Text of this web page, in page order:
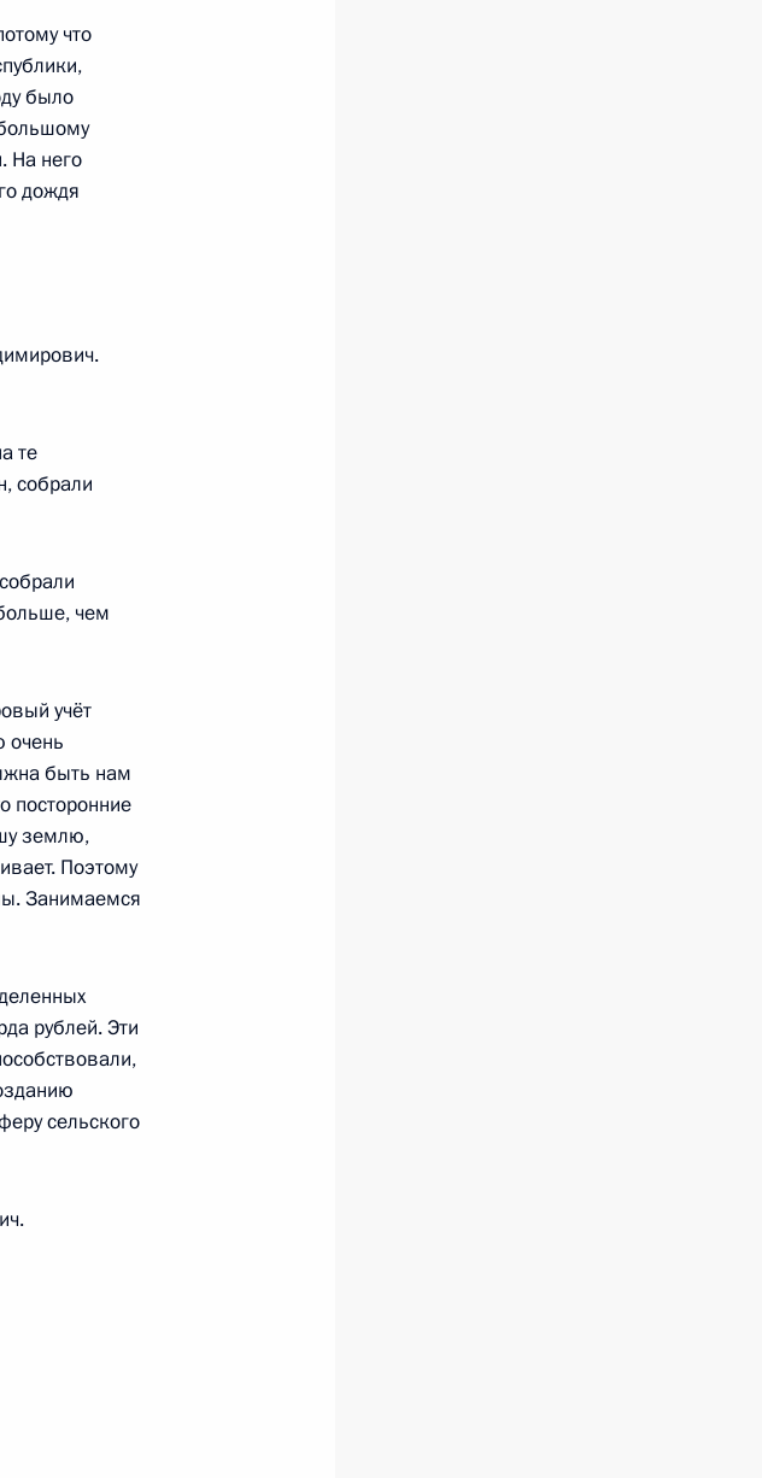
3
что
было
На него
дождя
те
собрали
чем
учёт
очень
быть нам
посторонние
землю,
Поэтому
Занимаемся
рублей. Эти
сельского